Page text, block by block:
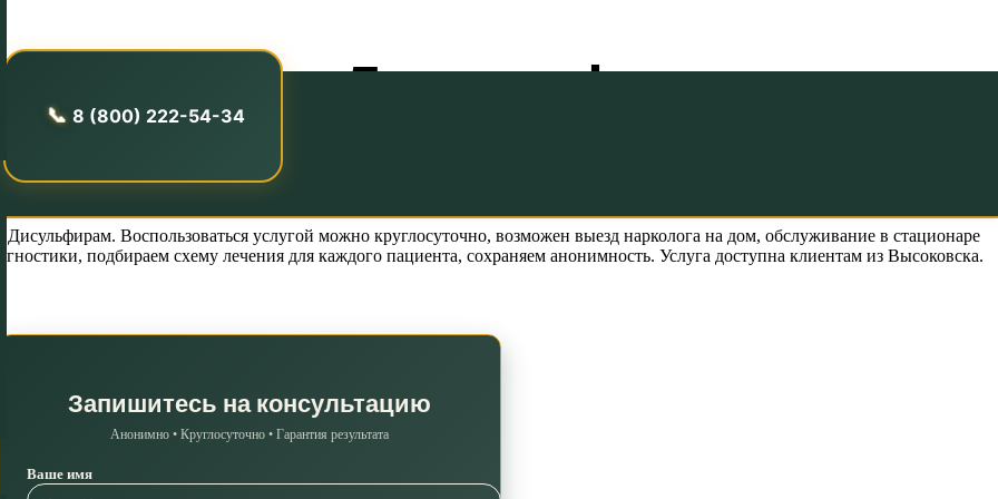
8 (800) 222-54-34
Дисульфирамом в
Воспользоваться услугой можно круглосуточно, возможен выезд нарколога на дом, обслуживание в стационаре
подбираем схему лечения для каждого пациента, сохраняем анонимность. Услуга доступна клиентам из Высоковска.
Запишитесь на консультацию
Анонимно • Круглосуточно • Гарантия результата
Ваше имя